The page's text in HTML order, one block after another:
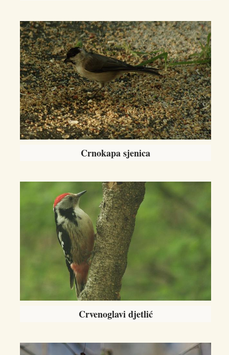
Crnokapa sjenica
Crvenoglavi djetlić